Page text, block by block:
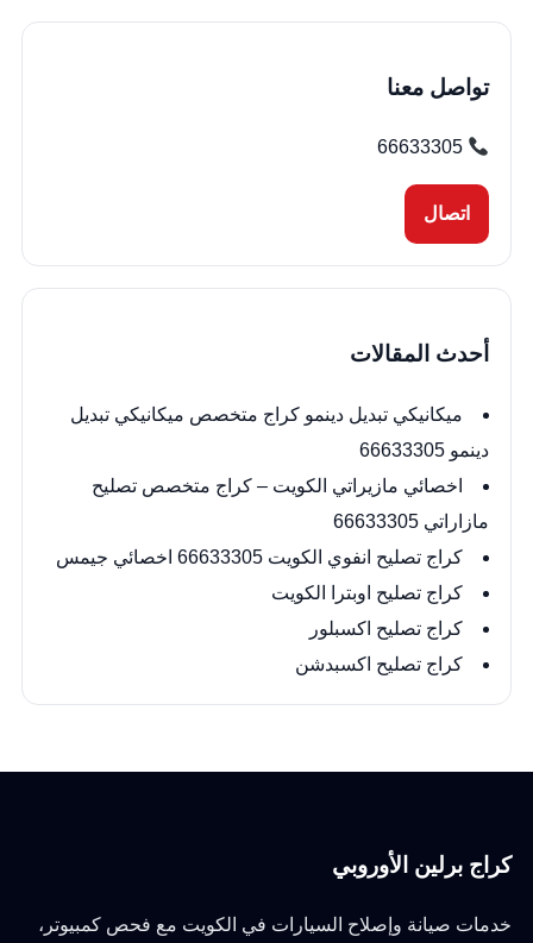
تواصل معنا
66633305
اتصال
أحدث المقالات
ميكانيكي تبديل دينمو كراج متخصص ميكانيكي تبديل
دينمو 66633305
اخصائي مازيراتي الكويت – كراج متخصص تصليح
مازاراتي 66633305
كراج تصليح انفوي الكويت 66633305 اخصائي جيمس
كراج تصليح اوبترا الكويت
كراج تصليح اكسبلور
كراج تصليح اكسبدشن
كراج برلين الأوروبي
خدمات صيانة وإصلاح السيارات في الكويت مع فحص كمبيوتر،